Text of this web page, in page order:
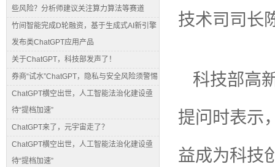
些风险？分析师建议关注算力算法等赛道
竹间智能完成D轮融资，基于生成式AI新引擎
发布类ChatGPT应用产品
关于ChatGPT，科技部发声了！
券商“试水”ChatGPT，隐私与安全风险须警惕
ChatGPT横空出世，人工智能法治化建设亟
待“提档加速”
ChatGPT来了，元宇宙走了？
ChatGPT横空出世，人工智能法治化建设亟
待“提档加速”
技术司司长
科技部高
提问时表示
益成为科技